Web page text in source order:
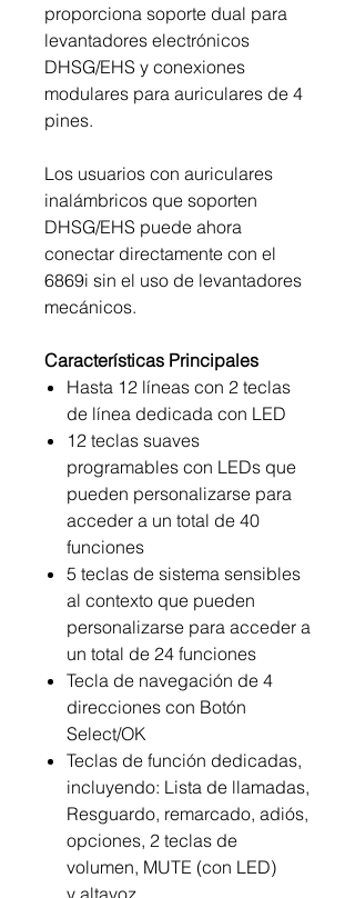
proporciona soporte dual para
levantadores electrónicos
DHSG/EHS y conexiones
modulares para auriculares de 4
pines.
Los usuarios con auriculares
inalámbricos que soporten
DHSG/EHS puede ahora
conectar directamente con el
6869i sin el uso de levantadores
mecánicos.
Características Principales
Hasta 12 líneas con 2 teclas
de línea dedicada con LED
12 teclas suaves
programables con LEDs que
pueden personalizarse para
acceder a un total de 40
funciones
5 teclas de sistema sensibles
al contexto que pueden
personalizarse para acceder a
un total de 24 funciones
Tecla de navegación de 4
direcciones con Botón
Select/OK
Teclas de función dedicadas,
incluyendo: Lista de llamadas,
Resguardo, remarcado, adiós,
opciones, 2 teclas de
volumen, MUTE (con LED)
y altavoz.